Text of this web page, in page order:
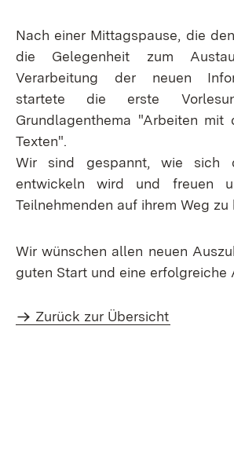
Nach einer Mittagspause, die
die Gelegenheit zum
Verarbeitung der neuen
startete die erste
Grundlagenthema "Arbeiten mit
Texten".
Wir sind gespannt, wie sich
entwickeln wird und freuen
Teilnehmenden auf ihrem Weg zu
Wir wünschen allen neuen
guten Start und eine erfolgreiche
Zurück zur Übersicht